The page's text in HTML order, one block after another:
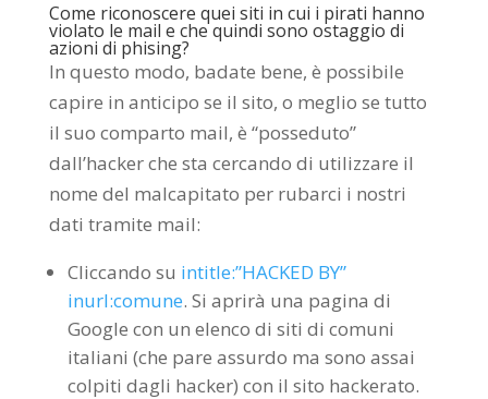
Come riconoscere quei siti in cui i pirati hanno
violato le mail e che quindi sono ostaggio di
azioni di phising?
In questo modo, badate bene, è possibile
capire in anticipo se il sito, o meglio se tutto
il suo comparto mail, è “posseduto”
dall’hacker che sta cercando di utilizzare il
nome del malcapitato per rubarci i nostri
dati tramite mail:
Cliccando su intitle:”HACKED BY”
inurl:comune. Si aprirà una pagina di
Google con un elenco di siti di comuni
italiani (che pare assurdo ma sono assai
colpiti dagli hacker) con il sito hackerato.